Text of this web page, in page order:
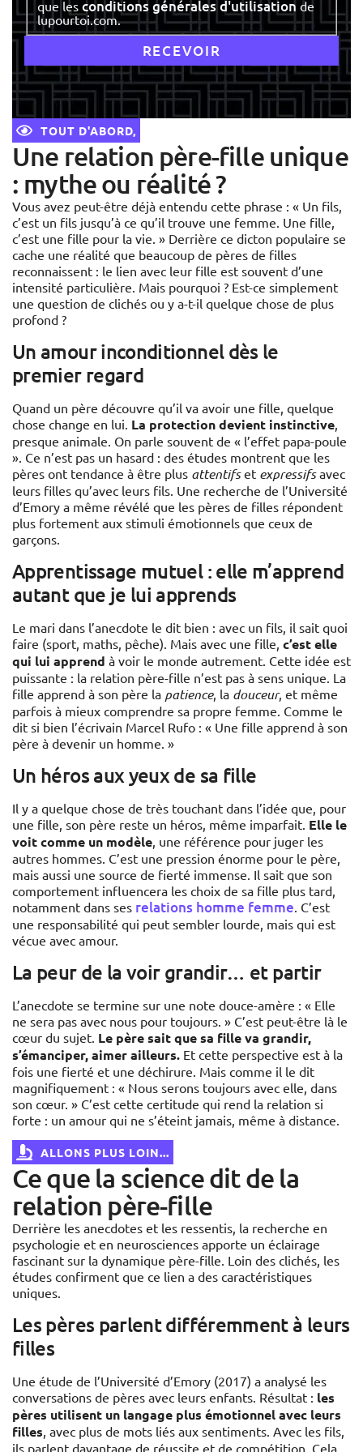
que les conditions générales d'utilisation de
lupourtoi.com.
TOUT D'ABORD,
Une relation père-fille unique
: mythe ou réalité ?
Vous avez peut-être déjà entendu cette phrase : « Un fils,
c’est un fils jusqu’à ce qu’il trouve une femme. Une fille,
c’est une fille pour la vie. » Derrière ce dicton populaire se
cache une réalité que beaucoup de pères de filles
reconnaissent : le lien avec leur fille est souvent d’une
intensité particulière. Mais pourquoi ? Est-ce simplement
une question de clichés ou y a-t-il quelque chose de plus
profond ?
Un amour inconditionnel dès le
premier regard
Quand un père découvre qu’il va avoir une fille, quelque
chose change en lui. La protection devient instinctive,
presque animale. On parle souvent de « l’effet papa-poule
». Ce n’est pas un hasard : des études montrent que les
pères ont tendance à être plus attentifset expressifsavec
leurs filles qu’avec leurs fils. Une recherche de l’Université
d’Emory a même révélé que les pères de filles répondent
plus fortement aux stimuli émotionnels que ceux de
garçons.
Apprentissage mutuel : elle m’apprend
autant que je lui apprends
Le mari dans l’anecdote le dit bien : avec un fils, il sait quoi
faire (sport, maths, pêche). Mais avec une fille, c’est elle
qui lui apprend à voir le monde autrement. Cette idée est
puissante : la relation père-fille n’est pas à sens unique. La
fille apprend à son père la patience, la douceur, et même
parfois à mieux comprendre sa propre femme. Comme le
dit si bien l’écrivain Marcel Rufo : « Une fille apprend à son
père à devenir un homme. »
Un héros aux yeux de sa fille
Il y a quelque chose de très touchant dans l’idée que, pour
une fille, son père reste un héros, même imparfait. Elle le
voit comme un modèle, une référence pour juger les
autres hommes. C’est une pression énorme pour le père,
mais aussi une source de fierté immense. Il sait que son
comportement influencera les choix de sa fille plus tard,
notamment dans ses relations homme femme. C’est
une responsabilité qui peut sembler lourde, mais qui est
vécue avec amour.
La peur de la voir grandir… et partir
L’anecdote se termine sur une note douce-amère : « Elle
ne sera pas avec nous pour toujours. » C’est peut-être là le
cœur du sujet. Le père sait que sa fille va grandir,
s’émanciper, aimer ailleurs. Et cette perspective est à la
fois une fierté et une déchirure. Mais comme il le dit
magnifiquement : « Nous serons toujours avec elle, dans
son cœur. » C’est cette certitude qui rend la relation si
forte : un amour qui ne s’éteint jamais, même à distance.
ALLONS PLUS LOIN...
Ce que la science dit de la
relation père-fille
Derrière les anecdotes et les ressentis, la recherche en
psychologie et en neurosciences apporte un éclairage
fascinant sur la dynamique père-fille. Loin des clichés, les
études confirment que ce lien a des caractéristiques
uniques.
Les pères parlent différemment à leurs
filles
Une étude de l’Université d’Emory (2017) a analysé les
conversations de pères avec leurs enfants. Résultat : les
pères utilisent un langage plus émotionnel avec leurs
filles, avec plus de mots liés aux sentiments. Avec les fils,
ils parlent davantage de réussite et de compétition. Cela